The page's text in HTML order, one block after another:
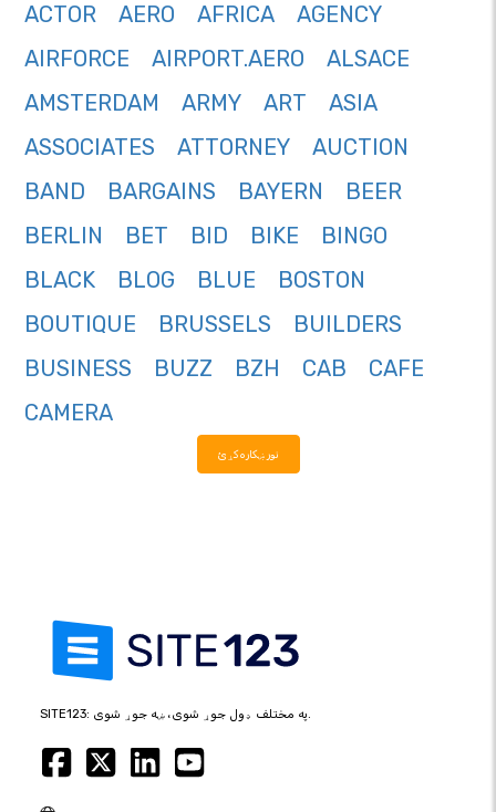
ACTOR
AERO AFRICA
AGENCY
AIRFORCE
AIRPORT.AERO
ALSACE
AMSTERDAM
ARMY ART
ASIA
ASSOCIATES
ATTORNEY
AUCTION
BAND
BARGAINS BAYERN
BEER
BERLIN
BET BID BIKE
BINGO
BLACK
BLOG BLUE
BOSTON
BOUTIQUE
BRUSSELS
BUILDERS
BUSINESS
BUZZ BZH CAB
CAFE
CAMERA
نور ښکاره کړئ
SITE123: په مختلف ډول جوړ شوی، ښه جوړ شوی.